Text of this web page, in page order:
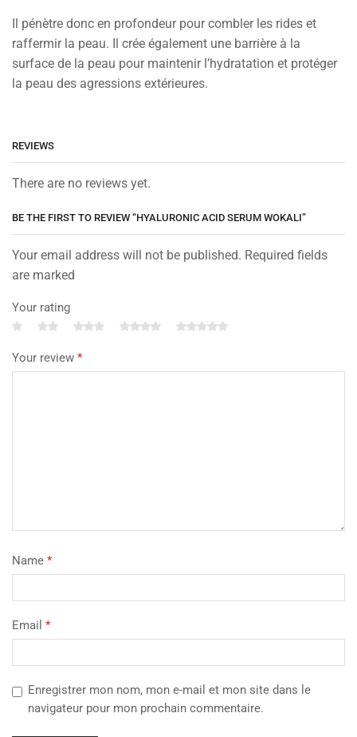
Il pénètre donc en profondeur pour combler les rides et
raffermir la peau. Il crée également une barrière à la
surface de la peau pour maintenir l’hydratation et protéger
la peau des agressions extérieures.
REVIEWS
There are no reviews yet.
BE THE FIRST TO REVIEW “HYALURONIC ACID SERUM WOKALI”
Your email address will not be published. Required fields
are marked
Your rating
Your review *
Name *
Email *
Enregistrer mon nom, mon e-mail et mon site dans le
navigateur pour mon prochain commentaire.